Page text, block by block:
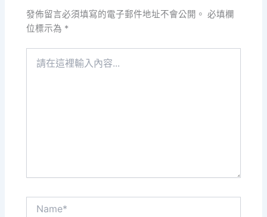
發佈留言必須填寫的電子郵件地址不會公開。 必填欄
位標示為 *